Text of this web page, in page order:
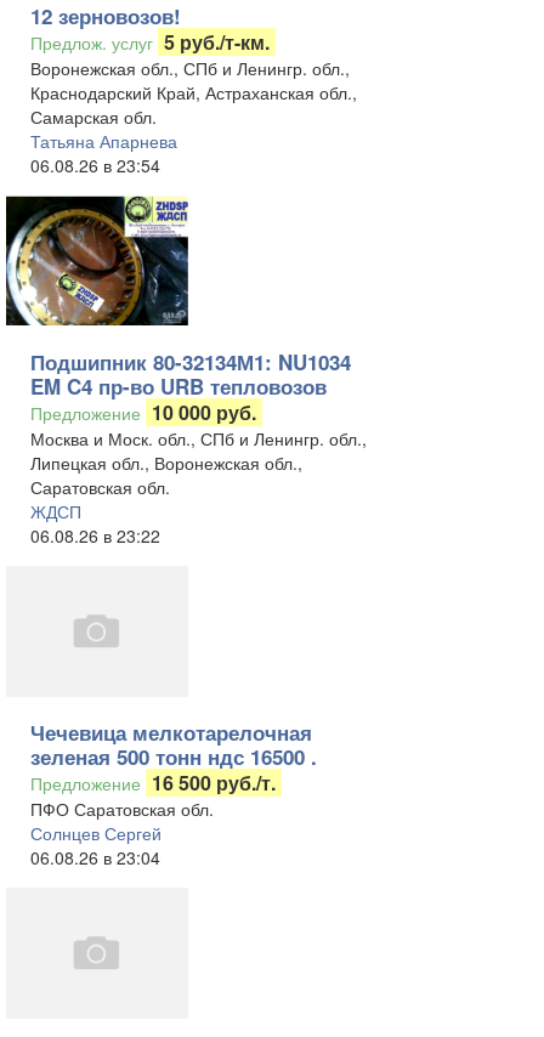
12 зерновозов!
Предлож. услуг 5 руб./т-км.
Воронежская обл., СПб и Ленингр. обл.,
Краснодарский Край, Астраханская обл.,
Самарская обл.
Татьяна Апарнева
06.08.26 в 23:54
Подшипник 80-32134М1: NU1034
EM C4 пр-во URB тепловозов
Предложение 10 000 руб.
Москва и Моск. обл., СПб и Ленингр. обл.,
Липецкая обл., Воронежская обл.,
Саратовская обл.
ЖДСП
06.08.26 в 23:22
Чечевица мелкотарелочная
зеленая 500 тонн ндс 16500 .
Предложение 16 500 руб./т.
ПФО Саратовская обл.
Солнцев Сергей
06.08.26 в 23:04